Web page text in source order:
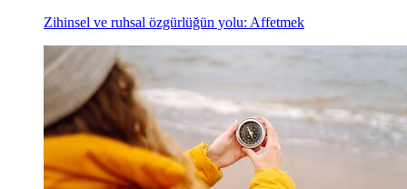
Zihinsel ve ruhsal özgürlüğün yolu: Affetmek